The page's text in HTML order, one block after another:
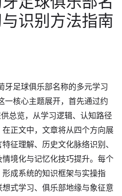
识别方法指南
牙足球俱乐部名称的多元学习
一核心主题展开，首先通过约
总览，从学习逻辑、认知路径
正文中，文章将从四个方向展
征理解、历史文化脉络识别、
境化与记忆化技巧提升。每个
成系统的知识框架与实操指
式学习、俱乐部地缘与象征意